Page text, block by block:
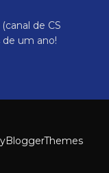
em Tomb
Arouca,
para a